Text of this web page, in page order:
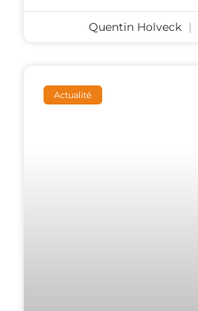
Quentin Holveck
Actualité